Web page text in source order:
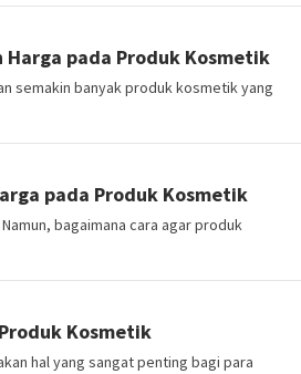
pada Produk Kosmetik
semakin banyak produk kosmetik yang
pada Produk Kosmetik
bagaimana cara agar produk
Kosmetik
hal yang sangat penting bagi para